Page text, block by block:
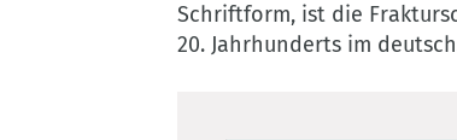
Schriftform, ist die
20. Jahrhunderts im